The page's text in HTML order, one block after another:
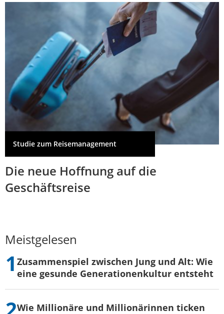
Studie zum Reisemanagement
Die neue Hoffnung auf die
Geschäftsreise
Meistgelesen
Zusammenspiel zwischen Jung und Alt: Wie
eine gesunde Generationenkultur entsteht
Wie Millionäre und Millionärinnen ticken